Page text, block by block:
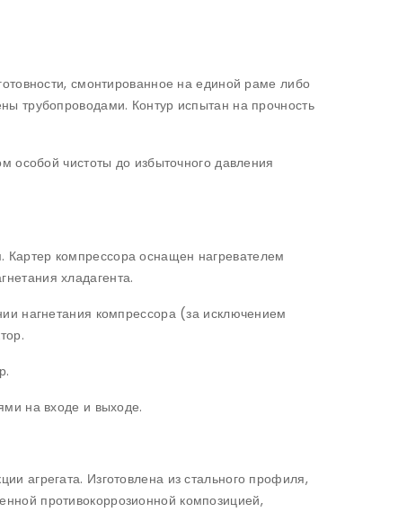
смонтированное на единой раме либо
трубопроводами. Контур испытан на прочность
особой чистоты до избыточного давления
компрессора оснащен нагревателем
хладагента.
нагнетания компрессора (за исключением
на входе и выходе.
агрегата. Изготовлена из стального профиля,
противокоррозионной композицией,